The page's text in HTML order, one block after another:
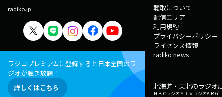
radiko.jp
ラジコプレミアムに登録すると日本全国のラ
ジオが聴き放題！
詳しくはこちら
聴取について
配信エリア
利用規約
プライバシーポリシー
ライセンス情報
radiko news
北海道・東北のラジオ
ＨＢＣラジオＳＴＶラジオAIR-G'